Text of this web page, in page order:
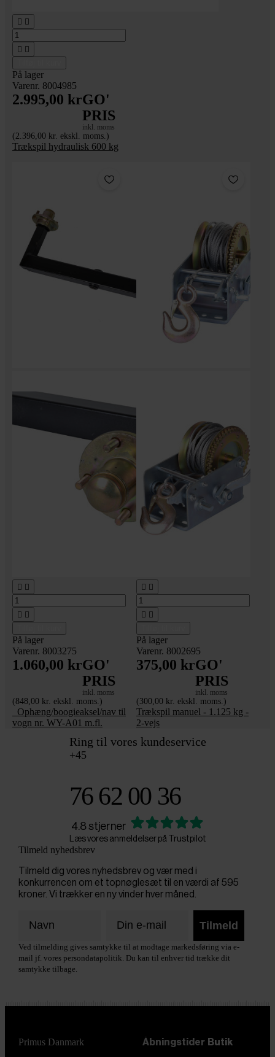
 
 
På lager
Varenr. 8004985
2.995,00 krGO'
PRIS
inkl. moms
(2.396,00 kr. ekskl. moms.)
Trækspil hydraulisk 600 kg
 
 
På lager
Varenr. 8003275
1.060,00 krGO'
PRIS
inkl. moms
(848,00 kr. ekskl. moms.)
_Ophæng/boogieaksel/nav til
vogn nr. WY-A01 m.fl.
 
 
På lager
Varenr. 8002695
375,00 krGO'
PRIS
inkl. moms
(300,00 kr. ekskl. moms.)
Trækspil manuel - 1.125 kg -
2-vejs
Ring til vores kundeservice
+45
76 62 00 36
4.8 stjerner
Læs vores anmeldelser på Trustpilot
Tilmeld nyhedsbrev
Tilmeld dig vores nyhedsbrev og vær med i
konkurrencen om et topnøglesæt til en værdi af 595
kroner. Vi trækker en ny vinder hver måned.
Tilmeld
Ved tilmelding gives samtykke til at modtage markedsføring via e-
mail jf. vores persondatapolitik. Du kan til enhver tid trække dit
samtykke tilbage.
Primus Danmark Åbningstider Butik